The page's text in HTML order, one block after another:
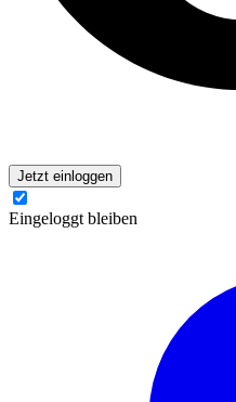
Jetzt einloggen
Eingeloggt bleiben